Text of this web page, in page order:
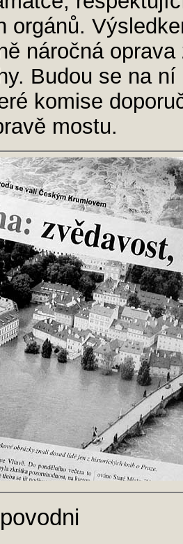
orgánů.
náročná
Budou se na
komise
mostu.